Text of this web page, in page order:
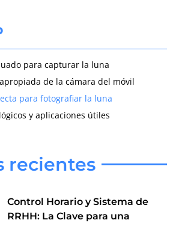
para capturar la luna
de la cámara del móvil
para fotografiar la luna
y aplicaciones útiles
recientes
Control Horario y Sistema de
RRHH: La Clave para una